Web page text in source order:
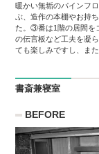
暖かい無垢のパインフ
ぶ、造作の本棚やお持
た。③番は1階の居間を
の伝言板など工夫を凝
ても楽しみですし、ま
書斎兼寝室
BEFORE